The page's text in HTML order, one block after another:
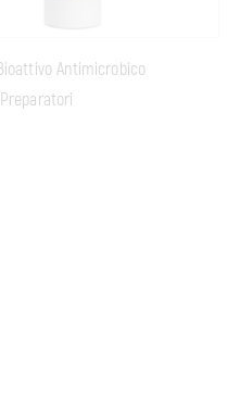
Antimicrobico